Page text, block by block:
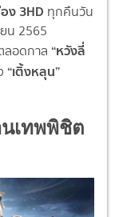
ง 3HD ทุกคืนวัน
น 2565
ลอดกาล “หวังลี่
“เติ้งหลุน”
นเทพพิชิต